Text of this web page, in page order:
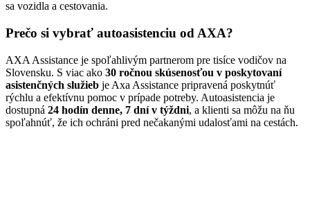
sa vozidla a cestovania.
Prečo si vybrať autoasistenciu od AXA?
AXA Assistance je spoľahlivým partnerom pre tisíce vodičov na
Slovensku. S viac ako 30 ročnou skúsenosťou v poskytovaní
asistenčných služieb je Axa Assistance pripravená poskytnúť
rýchlu a efektívnu pomoc v prípade potreby. Autoasistencia je
dostupná 24 hodín denne, 7 dní v týždni, a klienti sa môžu na ňu
spoľahnúť, že ich ochráni pred nečakanými udalosťami na cestách.